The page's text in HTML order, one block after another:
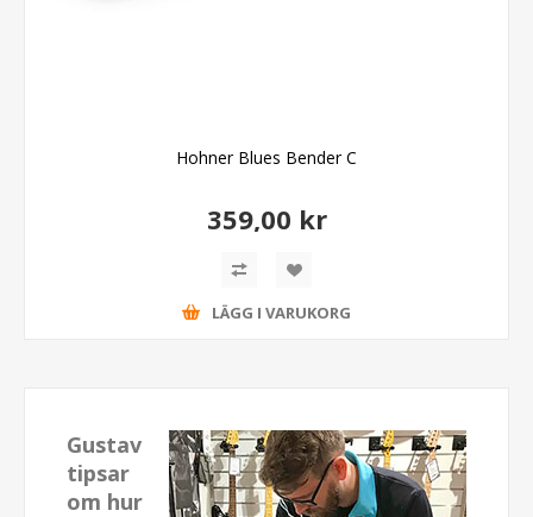
Hohner Blues Bender C
359,00 kr
LÄGG I VARUKORG
Gustav
tipsar
om hur